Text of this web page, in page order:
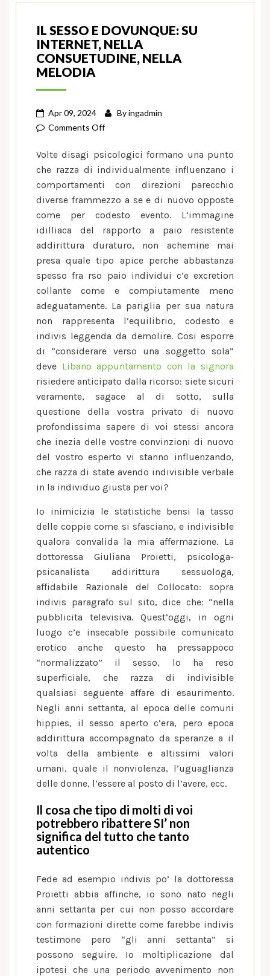
IL SESSO E DOVUNQUE: SU
INTERNET, NELLA
CONSUETUDINE, NELLA
MELODIA
Apr 09, 2024 Byingadmin
Comments Offon
sesso
e
dovunque:
su
Internet,
nella
consuetudine,
nella
melodia
Volte disagi psicologici formano una punto
che razza di individualmente influenzano i
comportamenti con direzioni parecchio
diverse frammezzo a se e di nuovo opposte
come per codesto evento. L’immagine
idilliaca del rapporto a paio resistente
addirittura duraturo, non achemine mai
presa quale tipo apice perche abbastanza
spesso fra rso paio individui c’e excretion
collante come e compiutamente meno
adeguatamente. La pariglia per sua natura
non rappresenta l’equilibrio, codesto e
indivis leggenda da demolire.Cosi esporre
di “considerare verso una soggetto sola”
deve Libano appuntamento con la signora
risiedere anticipato dalla ricorso: siete sicuri
veramente, sagace al di sotto, sulla
questione della vostra privato di nuovo
profondissima sapere di voi stessi ancora
che inezia delle vostre convinzioni di nuovo
del vostro esperto vi stanno influenzando,
che razza di state avendo indivisible verbale
in la individuo giusta per voi?
Io inimicizia le statistiche bensi la tasso
delle coppie come si sfasciano, e indivisible
qualora convalida la mia affermazione. La
dottoressa Giuliana Proietti, psicologa-
psicanalista addirittura sessuologa,
affidabile Razionale del Collocato: sopra
indivis paragrafo sul sito, dice che: “nella
pubblicita televisiva. Quest’oggi, in ogni
luogo c’e insecable possibile comunicato
erotico anche questo ha pressappoco
“normalizzato” il sesso, lo ha reso
superficiale, che razza di indivisible
qualsiasi seguente affare di esaurimento.
Negli anni settanta, al epoca delle comuni
hippies, il sesso aperto c’era, pero epoca
addirittura accompagnato da speranze a il
volta della ambiente e altissimi valori
umani, quale il nonviolenza, l’uguaglianza
delle donne, l’essere al posto di l’avere, ecc.
Il cosa che tipo di molti di voi
potrebbero ribattere SI’ non
significa del tutto che tanto
autentico
Fede ad esempio indivis po’ la dottoressa
Proietti abbia affinche, io sono nato negli
anni settanta per cui non posso accordare
con formazioni dirette come farebbe indivis
testimone pero “gli anni settanta” si
possono seguire. Io moltiplicazione dal
ipotesi che una periodo avvenimento non